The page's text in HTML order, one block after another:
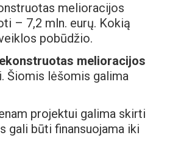
melioracijos
– 7,2 mln. eurų. Kokią
pobūdžio.
melioracijos
Šiomis lėšomis galima
projektui galima skirti
gali būti finansuojama iki